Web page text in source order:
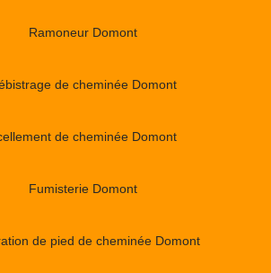
Ramoneur Domont
de cheminée Domont
de cheminée Domont
Fumisterie Domont
de pied de cheminée Domont